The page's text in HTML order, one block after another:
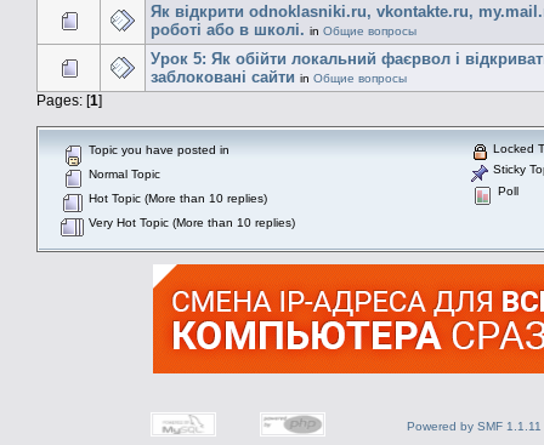
Як відкрити odnoklasniki.ru, vkontakte.ru,
роботі або в школі. in Общие вопросы
Урок 5: Як обійти локальний фаєрвол і
заблоковані сайти in Общие вопросы
Pages: [1]
Topic you have posted in
Normal Topic
Hot Topic (More than 10 replies)
Very Hot Topic (More than 10 replies)
Locked
Sticky
Poll
Powered by SMF 1.1.11